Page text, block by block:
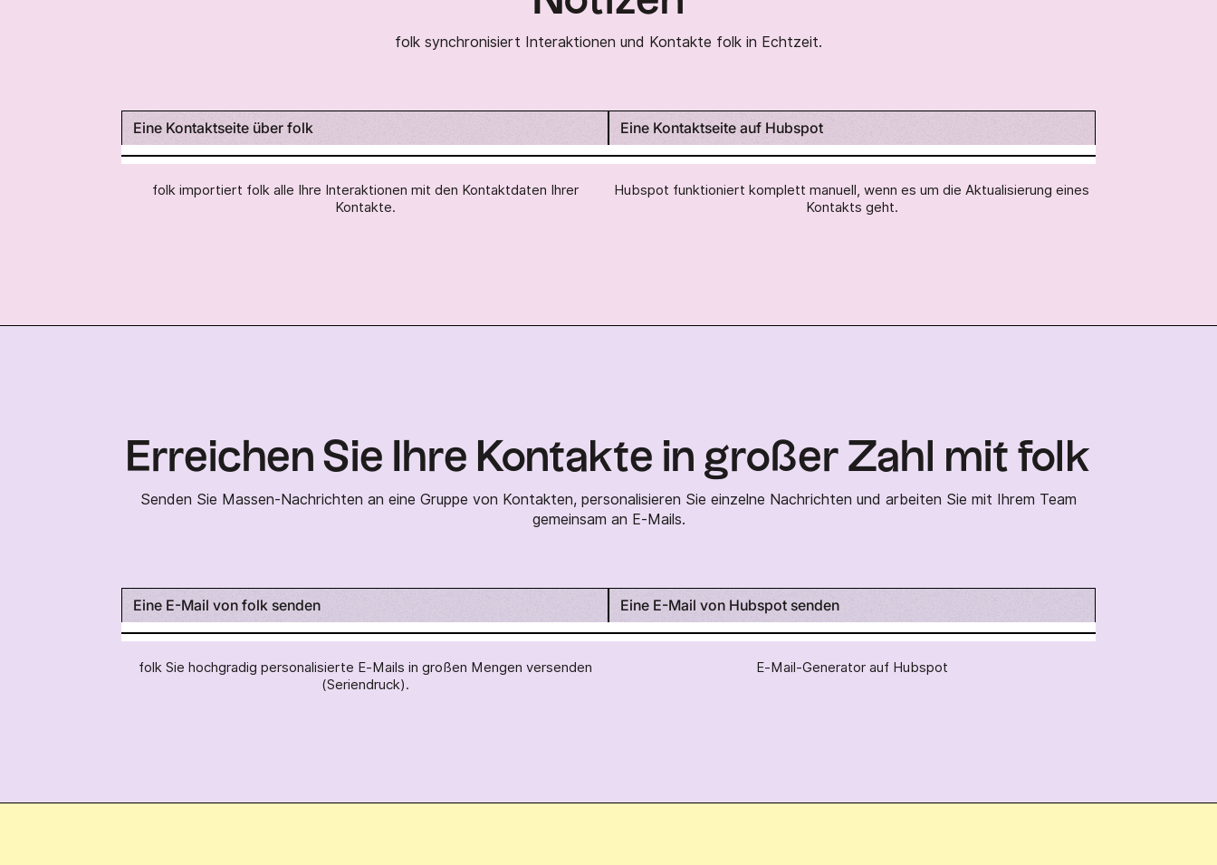
folk synchronisiert Interaktionen und Kontakte folk in Echtzeit.
Eine Kontaktseite über folk
folk importiert folk alle Ihre Interaktionen mit den Kontaktdaten Ihrer
Kontakte.
Eine Kontaktseite auf Hubspot
Hubspot funktioniert komplett manuell, wenn es um die Aktualisierung eines
Kontakts geht.
Erreichen Sie Ihre Kontakte in großer Zahl mit folk
Senden Sie Massen-Nachrichten an eine Gruppe von Kontakten, personalisieren Sie einzelne Nachrichten und arbeiten Sie mit Ihrem Team
gemeinsam an E-Mails.
Eine E-Mail von folk senden
folk Sie hochgradig personalisierte E-Mails in großen Mengen versenden
(Seriendruck).
Eine E-Mail von Hubspot senden
E-Mail-Generator auf Hubspot